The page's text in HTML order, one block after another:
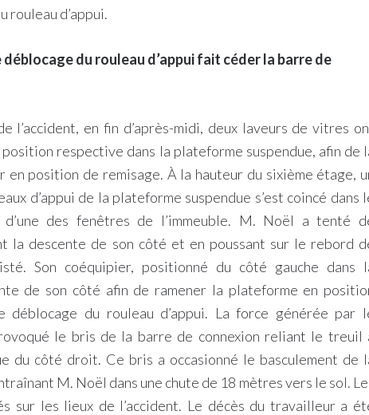
rouleau d’appui.
du rouleau d’appui fait céder la barre de
l’accident, en fin d’après-midi, deux laveurs de vitres
respective dans la plateforme suspendue, afin de
en position de remisage. À la hauteur du sixième étage,
d’appui de la plateforme suspendue s’est coincé dans
d’une des fenêtres de l’immeuble. M. Noël a tenté
la descente de son côté et en poussant sur le rebord
Son coéquipier, positionné du côté gauche dans
de son côté afin de ramener la plateforme en
du rouleau d’appui. La force générée par
le bris de la barre de connexion reliant le treuil
du côté droit. Ce bris a occasionné le basculement de
M. Noël dans une chute de 18 mètres vers le sol.
sur les lieux de l’accident. Le décès du travailleur a